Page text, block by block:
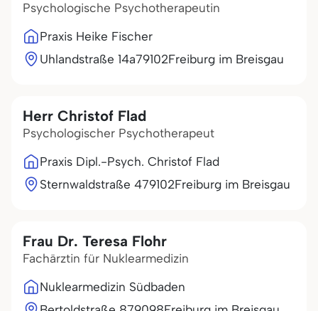
Psychologische Psychotherapeutin
Praxis Heike Fischer
Uhlandstraße 14a79102Freiburg im Breisgau
Herr Christof Flad
Psychologischer Psychotherapeut
Praxis Dipl.-Psych. Christof Flad
Sternwaldstraße 479102Freiburg im Breisgau
Frau Dr. Teresa Flohr
Fachärztin für Nuklearmedizin
Nuklearmedizin Südbaden